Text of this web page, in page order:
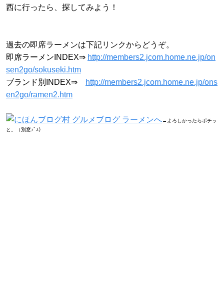
西に行ったら、探してみよう！
過去の即席ラーメンは下記リンクからどうぞ。
即席ラーメンINDEX⇒ http://members2.jcom.home.ne.jp/on
sen2go/sokuseki.htm
ブランド別INDEX⇒
http://members2.jcom.home.ne.jp/ons
en2go/ramen2.htm
←よろしかったらポチッ
と。（別窓ﾃﾞｽ）